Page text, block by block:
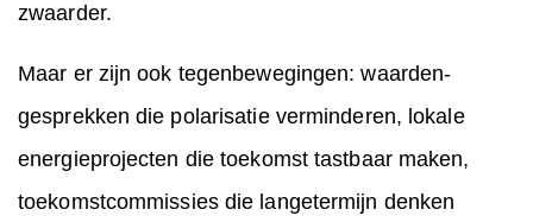
zwaarder.
Maar er zijn ook tegenbewegingen: waarden-
gesprekken die polarisatie verminderen, lokale
energieprojecten die toekomst tastbaar maken,
toekomstcommissies die langetermijn denken